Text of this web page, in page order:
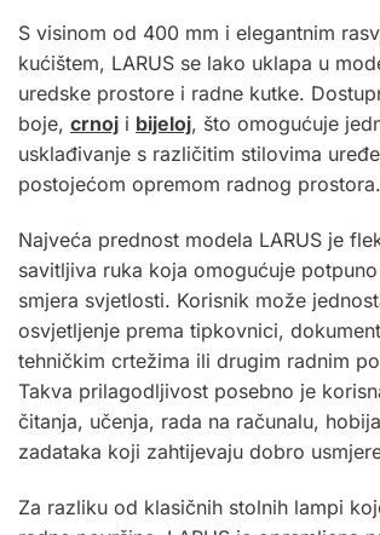
S visinom od 400 mm i elegantnim
kućištem, LARUS se lako uklapa u
uredske prostore i radne kutke.
boje, crnoj i bijeloj, što omogućuje
usklađivanje s različitim stilovima
postojećom opremom radnog prostora.
Najveća prednost modela LARUS je
savitljiva ruka koja omogućuje
smjera svjetlosti. Korisnik može
osvjetljenje prema tipkovnici,
tehničkim crtežima ili drugim radnim
Takva prilagodljivost posebno je
čitanja, učenja, rada na računalu,
zadataka koji zahtijevaju dobro
Za razliku od klasičnih stolnih lampi